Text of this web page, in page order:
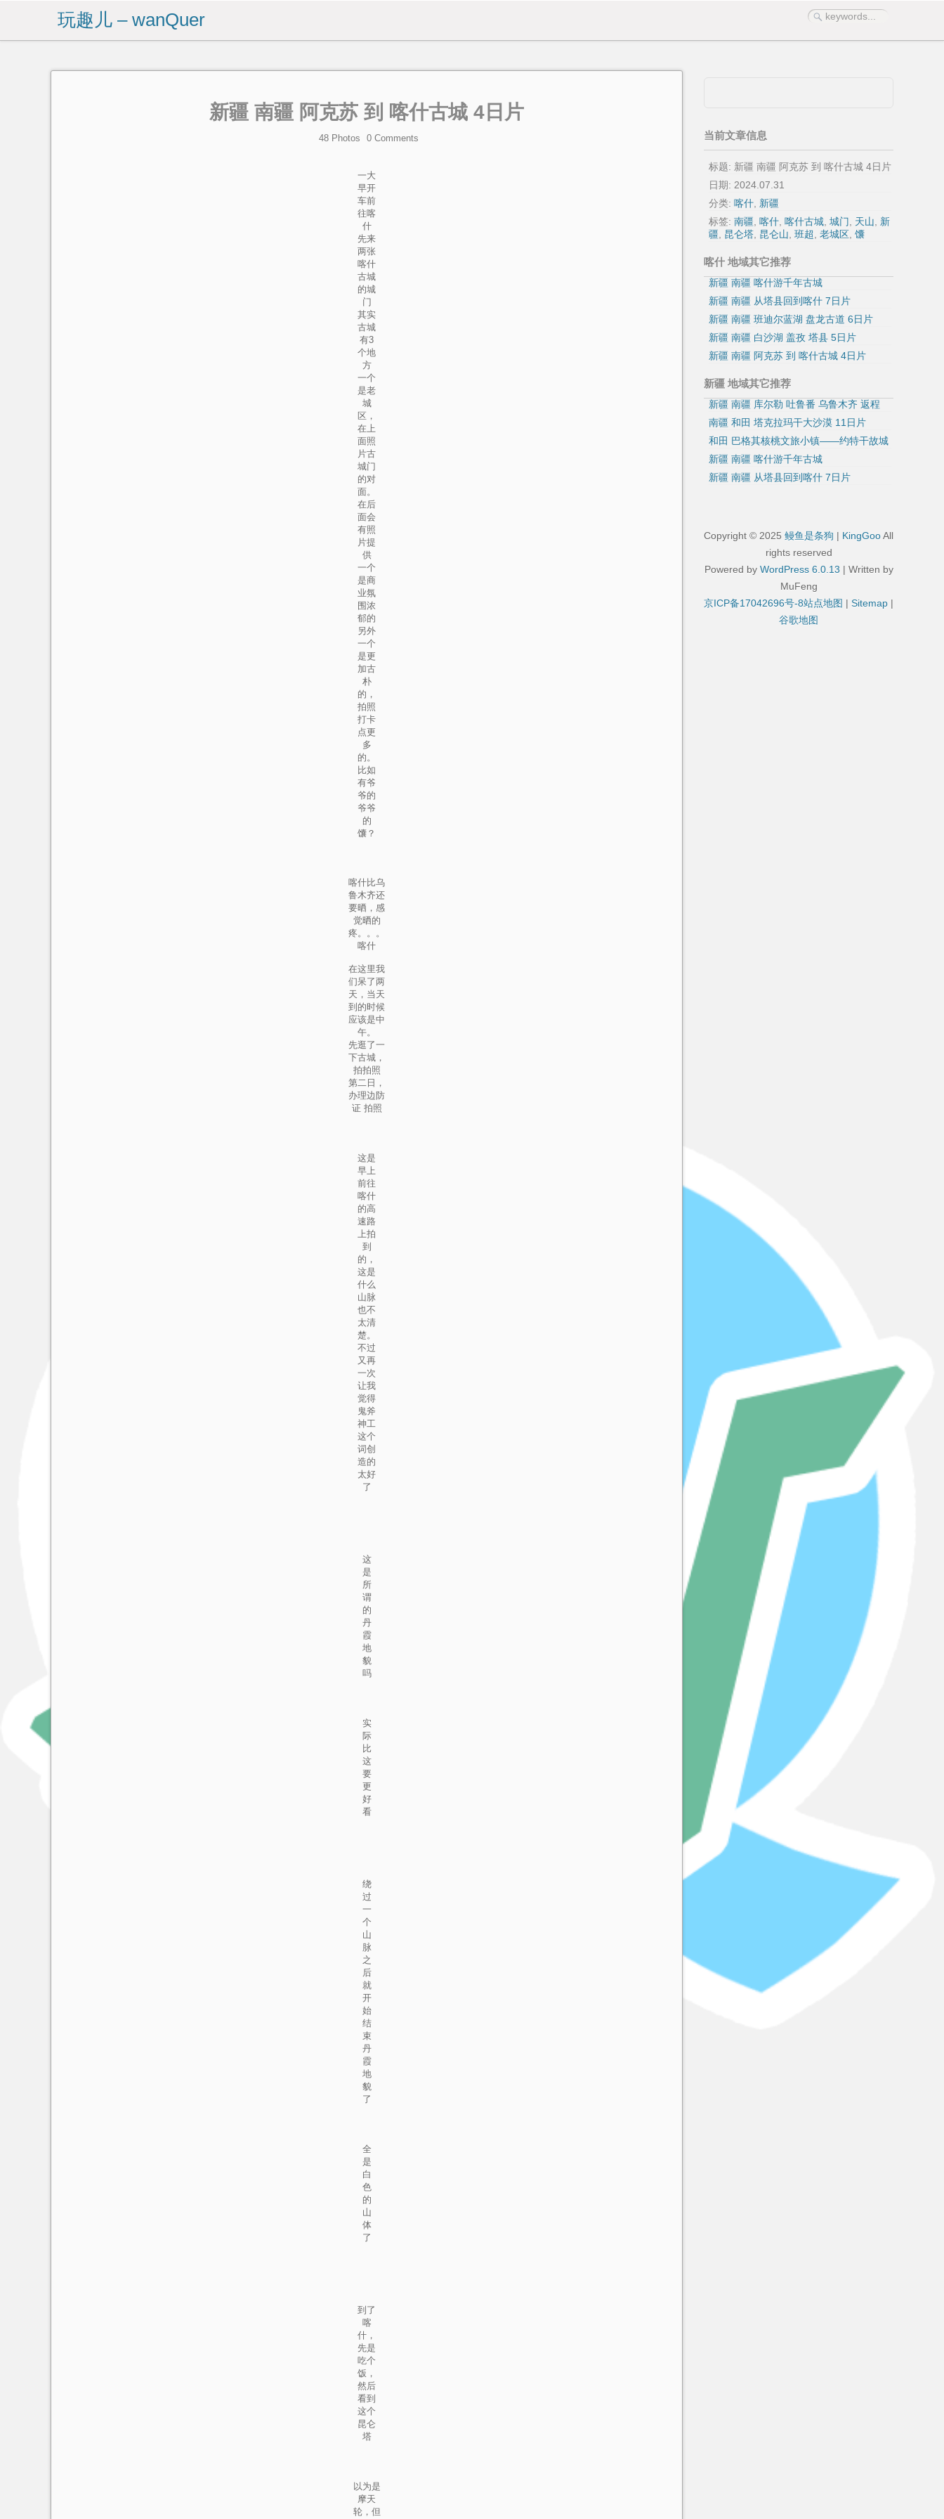
玩趣儿 – wanQuer
新疆 南疆 阿克苏 到 喀什古城 4日片
48 Photos 0Comments
一大
早开
车前
往喀
什
先来
两张
喀什
古城
的城
门
其实
古城
有3
个地
方
一个
是老
城
区，
在上
面照
片古
城门
的对
面。
在后
面会
有照
片提
供
一个
是商
业氛
围浓
郁的
另外
一个
是更
加古
朴
的，
拍照
打卡
点更
多
的。
比如
有爷
爷的
爷爷
的
馕？
喀什比乌
鲁木齐还
要晒，感
觉晒的
疼。。。
喀什
在这里我
们呆了两
天，当天
到的时候
应该是中
午。
先逛了一
下古城，
拍拍照
第二日，
办理边防
证 拍照
这是
早上
前往
喀什
的高
速路
上拍
到
的，
这是
什么
山脉
也不
太清
楚。
不过
又再
一次
让我
觉得
鬼斧
神工
这个
词创
造的
太好
了
这
是
所
谓
的
丹
霞
地
貌
吗
实
际
比
这
要
更
好
看
绕
过
一
个
山
脉
之
后
就
开
始
结
束
丹
霞
地
貌
了
全
是
白
色
的
山
体
了
到了
喀
什，
先是
吃个
饭，
然后
看到
这个
昆仑
塔
以为是
摩天
轮，但
当前文章信息
标题: 新疆 南疆 阿克苏 到 喀什古城 4日片
日期: 2024.07.31
分类: 喀什 新疆
标签: 南疆 喀什 喀什古城 城门 天山
新
疆
昆仑塔 昆仑山 班超 老城区 馕
喀什 地域其它推荐
新疆 南疆 喀什游千年古城
新疆 南疆 从塔县回到喀什 7日片
新疆 南疆 班迪尔蓝湖 盘龙古道 6日片
新疆 南疆 白沙湖 盖孜 塔县 5日片
新疆 南疆 阿克苏 到 喀什古城 4日片
新疆 地域其它推荐
新疆 南疆 库尔勒 吐鲁番 乌鲁木齐 返程
南疆 和田 塔克拉玛干大沙漠 11日片
和田 巴格其核桃文旅小镇——约特干故城
新疆 南疆 喀什游千年古城
新疆 南疆 从塔县回到喀什 7日片
Copyright © 2025 鳗鱼是条狗 | KingGooAll
rights reserved
Powered by WordPress 6.0.13 | Written by
MuFeng
京ICP备17042696号-8站点地图 | Sitemap |
谷歌地图